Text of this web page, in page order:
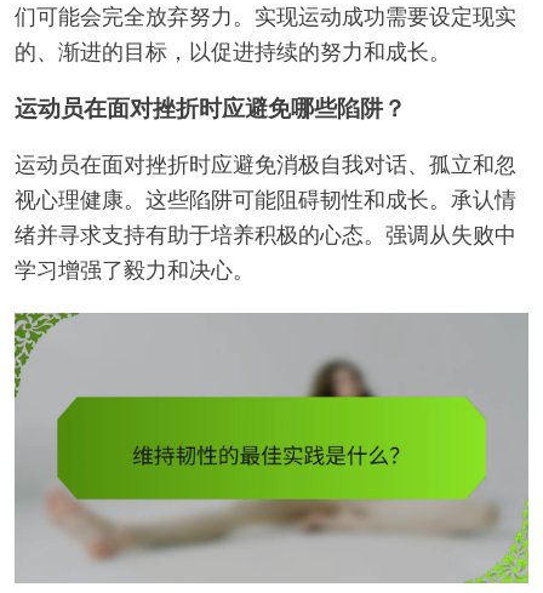
们可能会完全放弃努力。实现运动成功需要设定现实
的、渐进的目标，以促进持续的努力和成长。
运动员在面对挫折时应避免哪些陷阱？
运动员在面对挫折时应避免消极自我对话、孤立和忽
视心理健康。这些陷阱可能阻碍韧性和成长。承认情
绪并寻求支持有助于培养积极的心态。强调从失败中
学习增强了毅力和决心。